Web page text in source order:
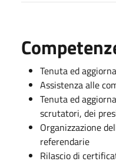
Tenuta ed
Assistenza alle
Tenuta ed
scrutatori, dei
Organizzazione
referendarie
Rilascio di